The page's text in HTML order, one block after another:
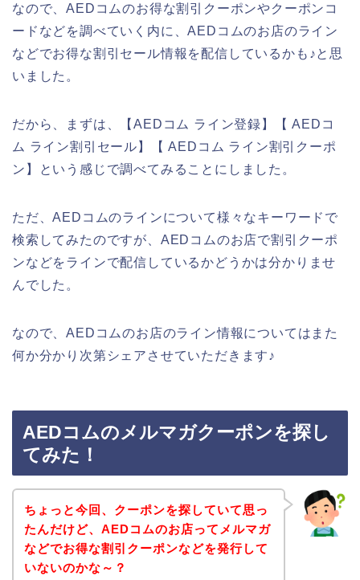
なので、AEDコムのお得な割引クーポンやクーポンコ
ードなどを調べていく内に、AEDコムのお店のライン
などでお得な割引セール情報を配信しているかも♪と思
いました。
だから、まずは、【AEDコム ライン登録】【 AEDコ
ム ライン割引セール】【 AEDコム ライン割引クーポ
ン】という感じで調べてみることにしました。
ただ、AEDコムのラインについて様々なキーワードで
検索してみたのですが、AEDコムのお店で割引クーポ
ンなどをラインで配信しているかどうかは分かりませ
んでした。
なので、AEDコムのお店のライン情報についてはまた
何か分かり次第シェアさせていただきます♪
AEDコムのメルマガクーポンを探し
てみた！
ちょっと今回、クーポンを探していて思っ
たんだけど、AEDコムのお店ってメルマガ
などでお得な割引クーポンなどを発行して
いないのかな～？